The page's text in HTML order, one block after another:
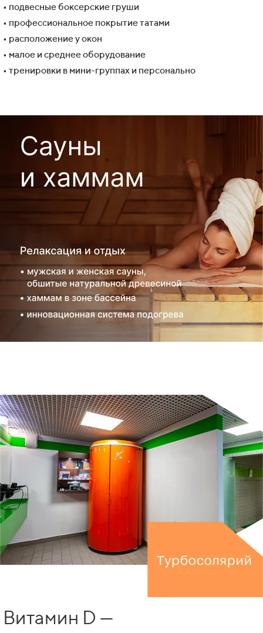
• подвесные боксерские груши
• профессиональное покрытие татами
• расположение у окон
• малое и среднее оборудование
• тренировки в мини-группах и персонально
Витамин D —